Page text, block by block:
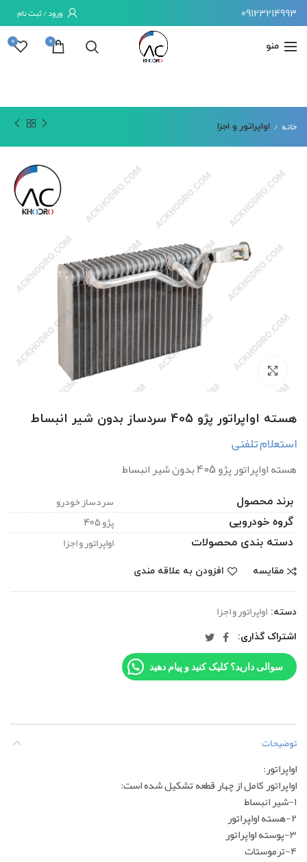
09123214993 ورود / ثبت نام
منو 0
0
خانه اواپراتور و اجزا
بزرگنمایی تصویر
هسته اواپراتور پژو 405 سردساز بدون شیر انبساط
استعلام تلفنی
هسته اواپراتور پژو 405 بدون شیر انبساط
برند محصول سردساز خودرو
گروه خودرویی پژو 405
دسته بندی محصولات اواپراتور و اجزا
مقایسه افزودن به علاقه مندی
دسته: اواپراتور و اجزا
اشتراک گذاری
سوالی دارید؟ کلیک کنید و پیام دهید
توضیحات
اواپراتور:
اواپراتور کامل از چهار قطعه تشکیل شده است:
۱-شیر انبساط
۲-هسته اوا‍پراتور
۳-پوسته اواپراتور
۴-ترموستات